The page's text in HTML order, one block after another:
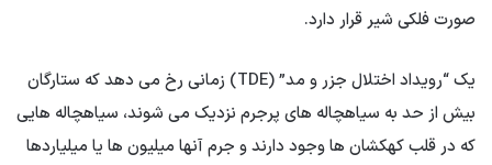
صورت فلکی شیر قرار دارد.
یک “رویداد اختلال جزر و مد” (TDE) زمانی رخ می دهد که ستارگان
بیش از حد به سیاهچاله های پرجرم نزدیک می شوند، سیاهچاله هایی
که در قلب کهکشان ها وجود دارند و جرم آنها میلیون ها یا میلیاردها